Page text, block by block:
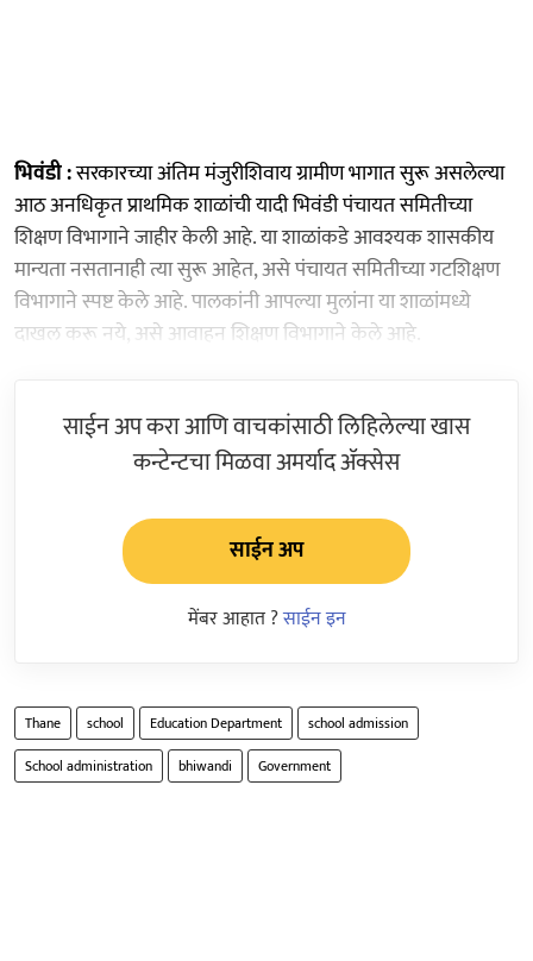
भिवंडी :सरकारच्या अंतिम मंजुरीशिवाय ग्रामीण भागात सुरू असलेल्या
आठ अनधिकृत प्राथमिक शाळांची यादी भिवंडी पंचायत समितीच्या
शिक्षण विभागाने जाहीर केली आहे. या शाळांकडे आवश्यक शासकीय
मान्यता नसतानाही त्या सुरू आहेत, असे पंचायत समितीच्या गटशिक्षण
विभागाने स्पष्ट केले आहे. पालकांनी आपल्या मुलांना या शाळांमध्ये
दाखल करू नये, असे आवाहन शिक्षण विभागाने केले आहे.
साईन अप करा आणि वाचकांसाठी लिहिलेल्या खास
कन्टेन्टचा मिळवा अमर्याद ॲक्सेस
साईन अप
मेंबर आहात ?साईन इन
Thane school Education Department
school admission
School administration
bhiwandi Government